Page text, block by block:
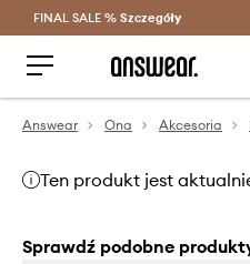
Oszczędzaj z
FINAL SALE % Szczegóły
Answear Ona Akcesoria
Ten produkt jest
Sprawdź podobne